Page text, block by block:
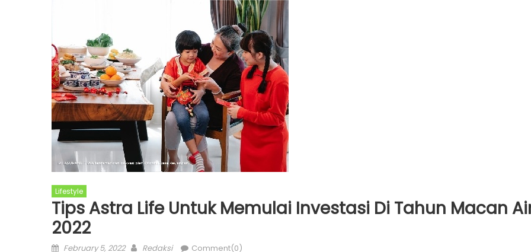
Lifestyle
Tips Astra Life Untuk Memulai Investasi Di Tahun Macan
2022
Posted
February 5, 2022 Author
Redaksi Comment(0)